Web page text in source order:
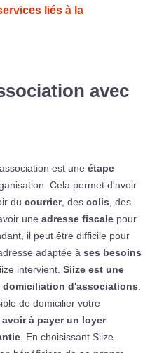
liés à la
avec
est une étape
Cela permet d'avoir
du courrier, des colis , des
une adresse fiscale pour
il peut être difficile pour
adaptée à ses besoins
intervient. Siize est une
domiciliation d'associations
de domicilier votre
avoir à payer un loyer
. En choisissant Siize